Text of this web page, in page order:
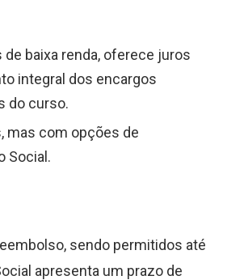
baixa renda, oferece juros
integral dos encargos
do curso.
mas com opções de
Social.
sendo permitidos até
apresenta um prazo de